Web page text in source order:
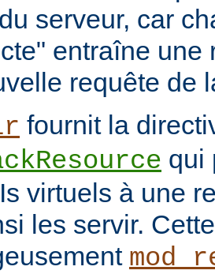
serveur, car
entraîne une
requête de
fournit la
qui
virtuels à une
les servir.